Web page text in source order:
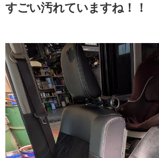
すごい汚れていますね！！